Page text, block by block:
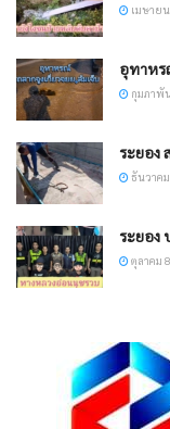
เมษาย
อุทาหร
กุมภาพั
ระยอง
ธันวาค
ระยอง
ตุลาคม